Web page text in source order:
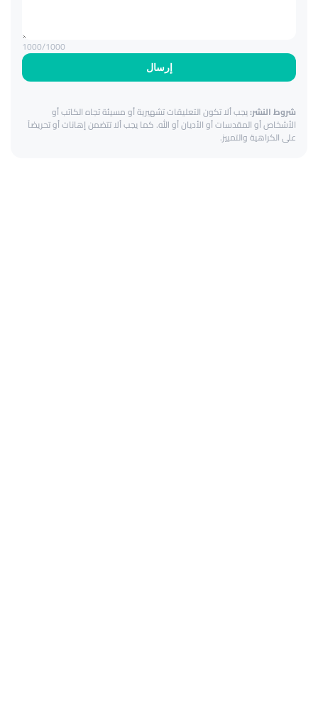
إرسال
1000/1000
شروط النشر:يجب ألا تكون التعليقات تشهيرية أو مسيئة تجاه الكاتب أو
الأشخاص أو المقدسات أو الأديان أو الله. كما يجب ألا تتضمن إهانات أو تحريضاً
على الكراهية والتمييز.